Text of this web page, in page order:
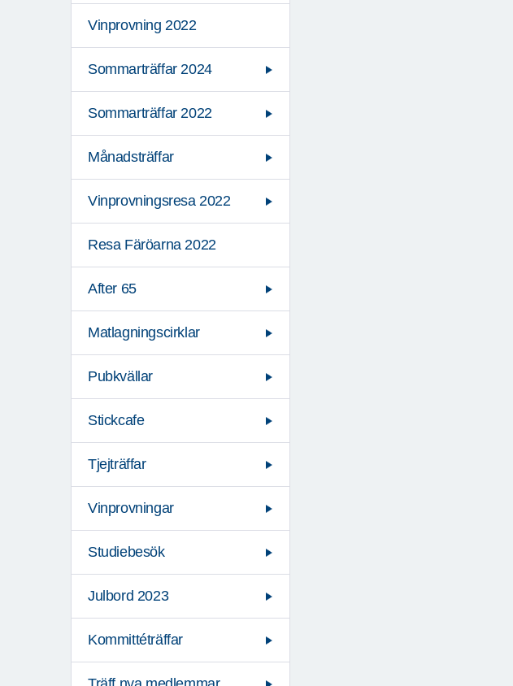
Vinprovning 2022
Sommarträffar 2024
Sommarträffar 2022
Månadsträffar
Vinprovningsresa 2022
Resa Färöarna 2022
After 65
Matlagningscirklar
Pubkvällar
Stickcafe
Tjejträffar
Vinprovningar
Studiebesök
Julbord 2023
Kommittéträffar